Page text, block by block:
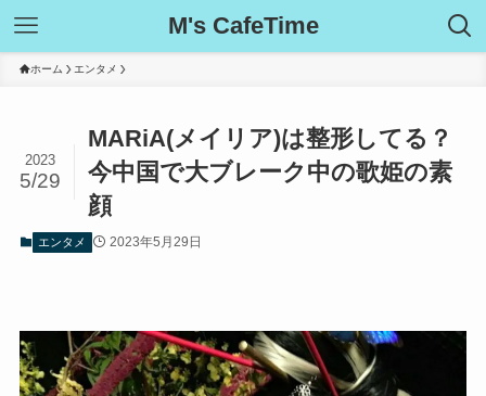
M's CafeTime
ホーム エンタメ
MARiA(メイリア)は整形してる？
今中国で大ブレーク中の歌姫の素
顔
2023
5/29
エンタメ 2023年5月29日